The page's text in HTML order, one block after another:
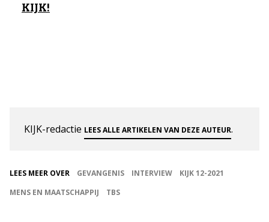
KIJK!
KIJK-redactie LEES ALLE ARTIKELEN VAN DEZE AUTEUR.
LEES MEER OVER GEVANGENIS INTERVIEW
KIJK 12-2021
MENS EN MAATSCHAPPIJ
TBS